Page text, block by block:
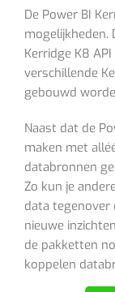
De Power BI
mogelijkheden.
Kerridge K8
verschillende
gebouwd
Naast dat de
maken met
databronnen
Zo kun je
data tegenover
nieuwe
de pakketten
koppelen